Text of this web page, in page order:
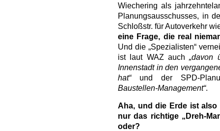
Wiechering als
Planungsausschusses, in
Schloßstr. für Autoverkehr
eine Frage, die real
Und die „Spezialisten“
ist laut WAZ auch„davon
Innenstadt in den
hat“ und der SPD-
Baustellen-Management“.
Aha, und die Erde ist
nur das richtige „Dreh-
oder?